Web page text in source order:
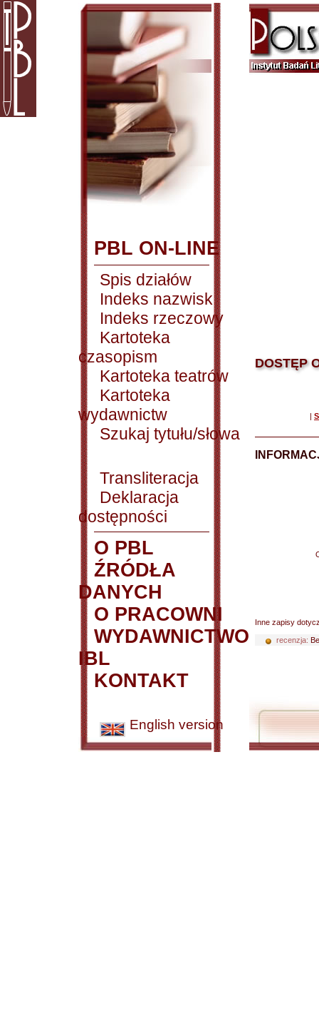
PBL ON-LINE
Spis działów
Indeks nazwisk
Indeks rzeczowy
Kartoteka
czasopism
Kartoteka teatrów
Kartoteka
wydawnictw
Szukaj tytułu/słowa
Transliteracja
Deklaracja
dostępności
O PBL
ŹRÓDŁA
DANYCH
O PRACOWNI
WYDAWNICTWO
IBL
KONTAKT
English version
DOSTĘP
|
Inne zapisy
recenzja: